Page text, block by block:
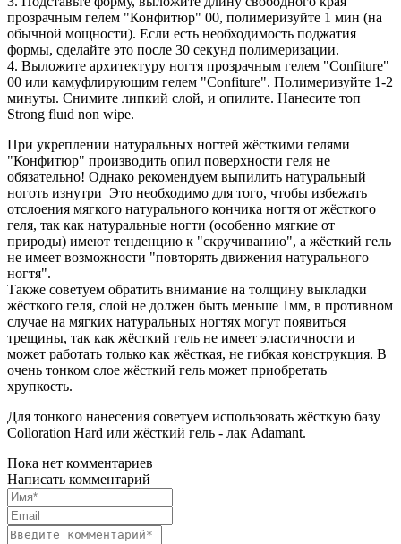
прозрачным гелем "Конфитюр" 00, полимеризуйте 1 мин (на
обычной мощности). Если есть необходимость поджатия
формы, сделайте это после 30 секунд полимеризации.
4. Выложите архитектуру ногтя прозрачным гелем "Confiture"
00 или камуфлирующим гелем "Confiture". Полимеризуйте 1-2
минуты. Снимите липкий слой, и опилите. Нанесите топ
Strong fluıd non wipe.
При укреплении натуральных ногтей жёсткими гелями
"Конфитюр" производить опил поверхности геля не
обязательно! Однако рекомендуем выпилить натуральный
ноготь изнутри Это необходимо для того, чтобы избежать
отслоения мягкого натурального кончика ногтя от жёсткого
геля, так как натуральные ногти (особенно мягкие от
природы) имеют тенденцию к "скручиванию", а жёсткий гель
не имеет возможности "повторять движения натурального
ногтя".
Также советуем обратить внимание на толщину выкладки
жёсткого геля, слой не должен быть меньше 1мм, в противном
случае на мягких натуральных ногтях могут появиться
трещины, так как жёсткий гель не имеет эластичности и
может работать только как жёсткая, не гибкая конструкция. В
очень тонком слое жёсткий гель может приобретать
хрупкость.
Для тонкого нанесения советуем использовать жёсткую базу
Colloration Hard или жёсткий гель - лак Adamant.
Пока нет комментариев
Написать комментарий